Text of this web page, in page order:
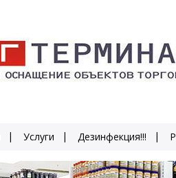
Услуги Дезинфекция!!!